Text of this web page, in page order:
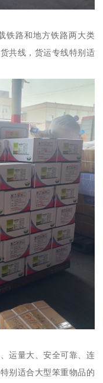
铁路和地方铁路两大类
共线，货运专线特别适
运量大、安全可靠、连
别适合大型笨重物品的